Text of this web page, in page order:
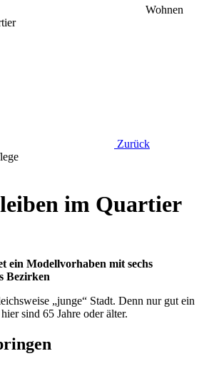
Wohnen
Zurück
im Quartier
ein Modellvorhaben mit sechs
Bezirken
„junge“ Stadt. Denn nur gut ein
sind 65 Jahre oder älter.